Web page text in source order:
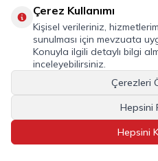
Tüm Hakkı
E-Ticaret
Çerez Kullanımı
Kişisel verileriniz,
sunulması için mevzuata
Konuyla ilgili detaylı bilgi
inceleyebilirsiniz.
Çerezleri
Hepsini
Hepsini